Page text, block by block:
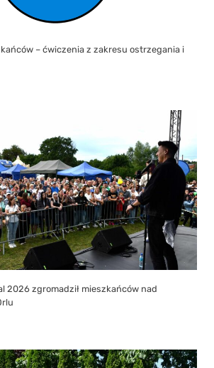
– ćwiczenia z zakresu ostrzegania i
2026 zgromadził mieszkańców nad